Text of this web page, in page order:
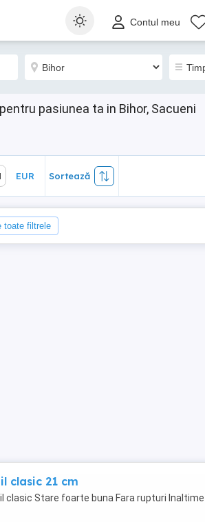
Contul meu
pasiunea ta in Bihor, Sacueni
Sortează
EUR Sortează
toate filtrele
clasic 21 cm
clasic Stare foarte buna Fara rupturi Inaltime